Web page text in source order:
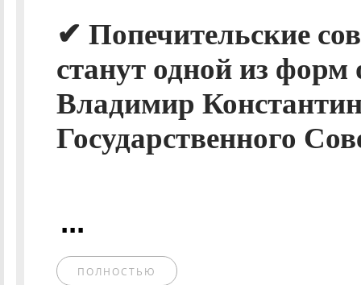
✔ Попечительские
станут одной из форм
Владимир
Государственного
...
ПОЛНОСТЬЮ